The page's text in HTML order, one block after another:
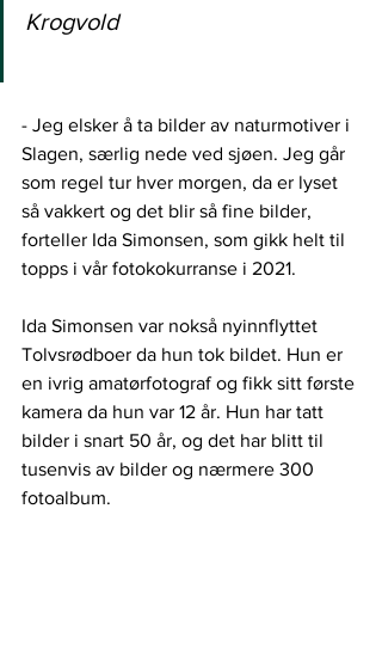
Krogvold
- Jeg elsker å ta bilder av naturmotiver i
Slagen, særlig nede ved sjøen. Jeg går
som regel tur hver morgen, da er lyset
så vakkert og det blir så fine bilder,
forteller Ida Simonsen, som gikk helt til
topps i vår fotokokurranse i 2021.
Ida Simonsen var nokså nyinnflyttet
Tolvsrødboer da hun tok bildet. Hun er
en ivrig amatørfotograf og fikk sitt første
kamera da hun var 12 år. Hun har tatt
bilder i snart 50 år, og det har blitt til
tusenvis av bilder og nærmere 300
fotoalbum.